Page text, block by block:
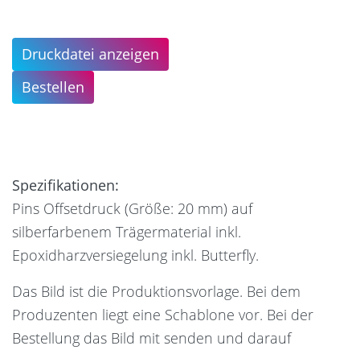
Druckdatei anzeigen
Bestellen
Spezifikationen:
Pins Offsetdruck (Größe: 20 mm) auf
silberfarbenem Trägermaterial inkl.
Epoxidharzversiegelung inkl. Butterfly.
Das Bild ist die Produktionsvorlage. Bei dem
Produzenten liegt eine Schablone vor. Bei der
Bestellung das Bild mit senden und darauf